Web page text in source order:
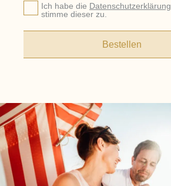
Ich habe die Datenschutzerklärung
stimme dieser zu.
Bestellen